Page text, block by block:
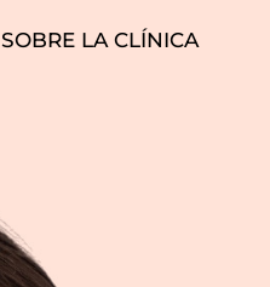
SOBRE LA CLÍNICA